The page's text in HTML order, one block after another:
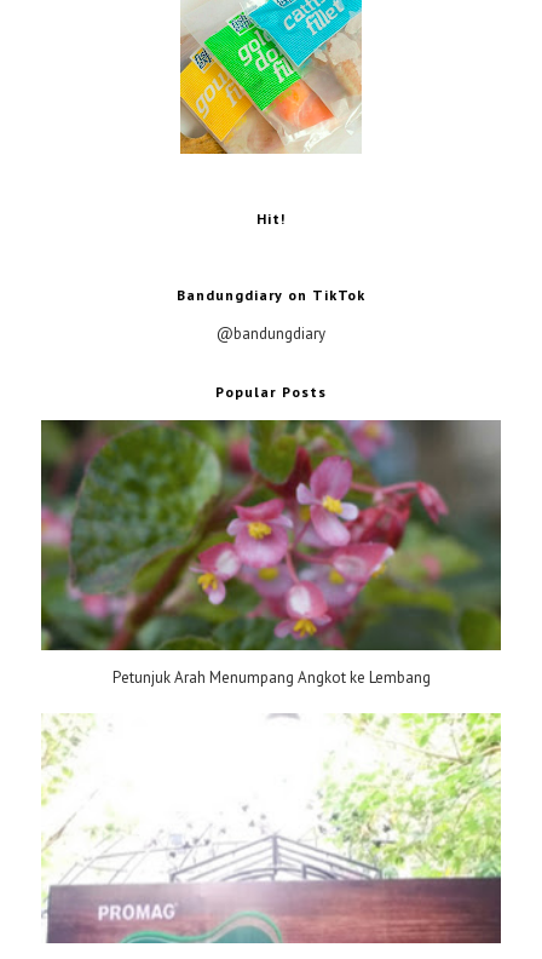
Hit!
Bandungdiary on TikTok
@bandungdiary
Popular Posts
Petunjuk Arah Menumpang Angkot ke Lembang